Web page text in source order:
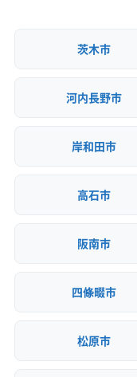
茨木市
河内長野市
岸和田市
高石市
阪南市
四條畷市
松原市